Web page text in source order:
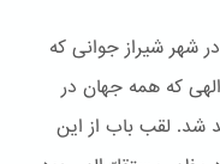
در ایران در شهر شیراز جوانی که
که همه جهان در
شد. لقب باب از این